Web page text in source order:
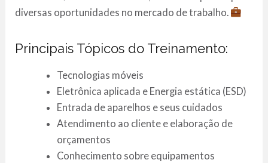
diversas oportunidades no mercado de trabalho.
Principais Tópicos do Treinamento:
Tecnologias móveis
Eletrônica aplicada e Energia estática (ESD)
Entrada de aparelhos e seus cuidados
Atendimento ao cliente e elaboração de
orçamentos
Conhecimento sobre equipamentos